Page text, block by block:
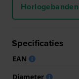
Horlogebanden
Specificaties
EAN
Diameter